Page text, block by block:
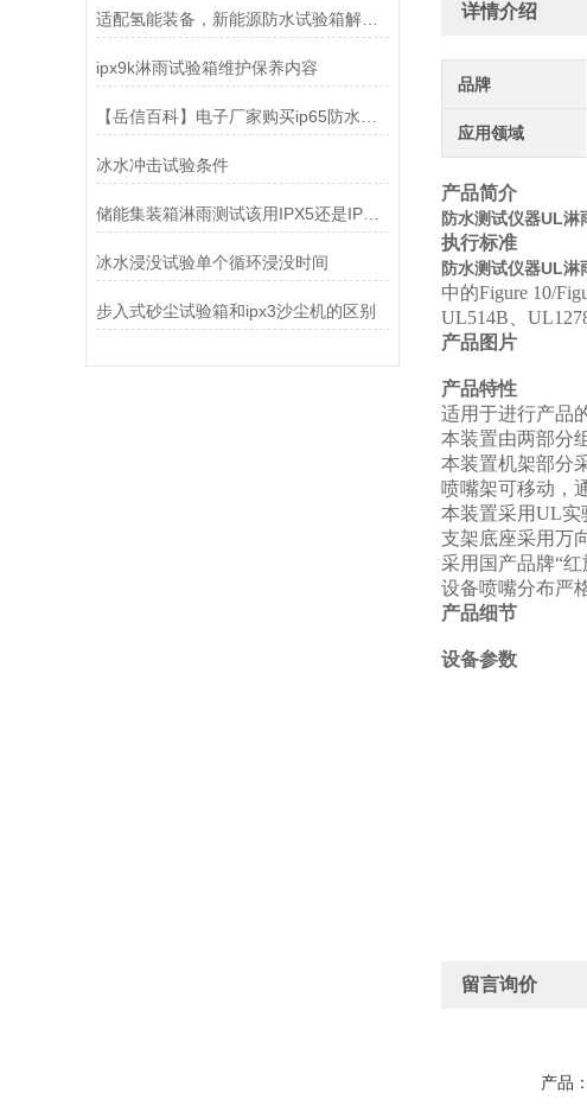
适配氢能装备，新能源防水试验箱解锁氢能安全新维度
ipx9k淋雨试验箱维护保养内容
冰水冲击试验条件
储能集装箱淋雨测试该用IPX5还是IPX6等级？
冰水浸没试验单个循环浸没时间
步入式砂尘试验箱和ipx3沙尘机的区别
详情介绍
品牌
应用领域
产品简介
防水测试仪器UL淋
执行标准
防水测试仪器UL淋
中的Figure 10/
UL514B
产品图片
产品特性
适用于进行产品
本装置由两部分
本装置机架部分
喷嘴架可移动，
本装置采用UL实
支架底座采用万
采用国产品牌“
设备喷嘴分布严
产品细节
设备参数
留言询价
产品：